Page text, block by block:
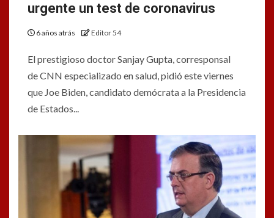
urgente un test de coronavirus
6 años atrás Editor 54
El prestigioso doctor Sanjay Gupta, corresponsal
de CNN especializado en salud, pidió este viernes
que Joe Biden, candidato demócrata a la Presidencia
de Estados...